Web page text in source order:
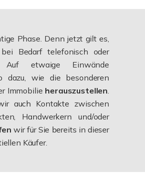
Phase. Denn jetzt gilt es,
Bedarf telefonisch oder
Auf etwaige Einwände
dazu, wie die besonderen
Immobilie herauszustellen.
auch Kontakte zwischen
Handwerkern und/oder
wir für Sie bereits in dieser
Käufer.